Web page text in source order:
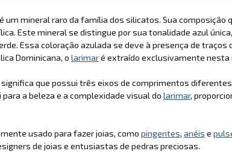
mineral raro da família dos silicatos. Sua composição
Este mineral se distingue por sua tonalidade azul
Essa coloração azulada se deve à presença de traços
Dominicana, o larimaré extraído exclusivamente nesta
significa que possui três eixos de comprimentos
a beleza e a complexidade visual do larimar,
usado para fazer joias, como pingentes, anéis e
de joias e entusiastas de pedras preciosas.